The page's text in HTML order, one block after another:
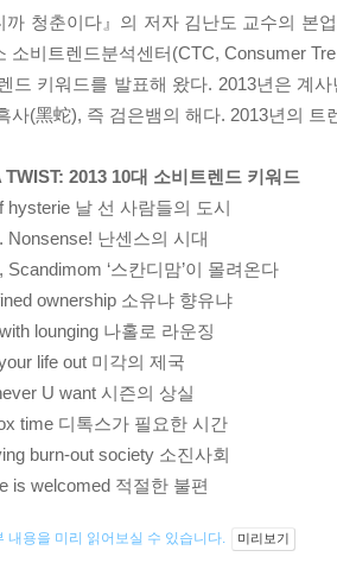
까 청춘이다』의 저자 김난도 교수의 본
소비트렌드분석센터(CTC, Consumer
드 키워드를 발표해 왔다. 2013년은 계
사(黑蛇), 즉 검은뱀의 해다. 2013년의 트
2013 10대 소비트렌드 키워드
hysterie 날 선 사람들의 도시
Nonsense! 난센스의 시대
Scandimom ‘스칸디맘’이 몰려온다
ownership 소유냐 향유냐
lounging 나홀로 라운징
life out 미각의 제국
U want 시즌의 상실
time 디톡스가 필요한 시간
burn-out society 소진사회
is welcomed 적절한 불편
내용을 미리 읽어보실 수 있습니다. 미리보기